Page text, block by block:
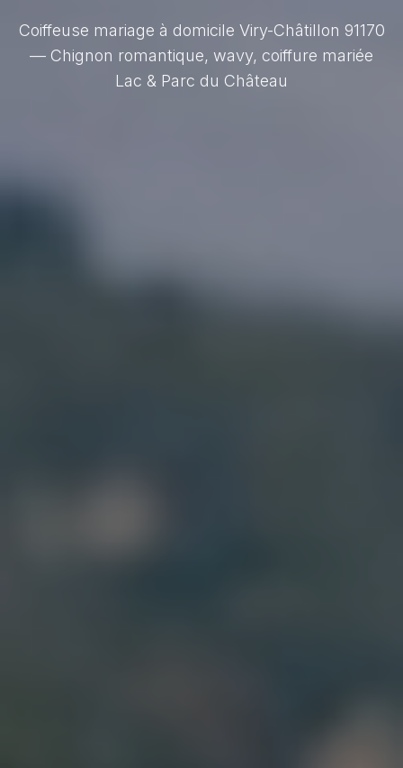
Coiffeuse mariage à domicile Viry-Châtillon 91170
— Chignon romantique, wavy, coiffure mariée
Lac & Parc du Château